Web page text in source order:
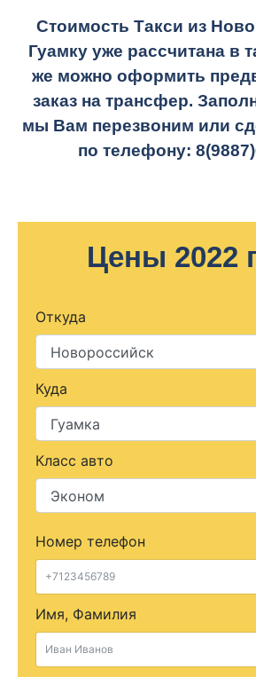
Стоимость Такси из
Гуамку уже рассчитана в
же можно оформить
заказ на трансфер.
мы Вам перезвоним или
по телефону:
Цены 2022
Откуда
Куда
Класс авто
Номер телефон
Имя, Фамилия